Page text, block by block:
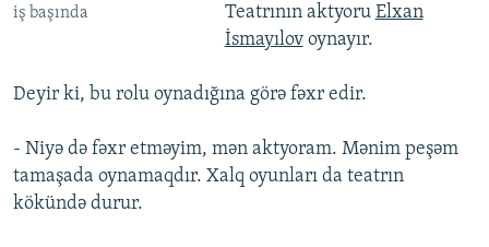
iş başında
Teatrının aktyoru Elxan
İsmayılovoynayır.
Deyir ki, bu rolu oynadığına görə fəxr edir.
- Niyə də fəxr etməyim, mən aktyoram. Mənim peşəm
tamaşada oynamaqdır. Xalq oyunları da teatrın
kökündə durur.